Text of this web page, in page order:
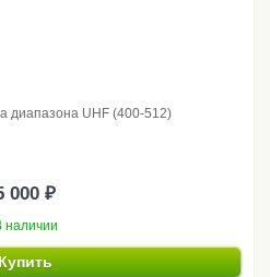
диапазона UHF (400-512)
000 ₽
наличии
Купить